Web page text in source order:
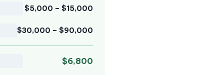
$5,000 – $15,000
$30,000 – $90,000
$6,800